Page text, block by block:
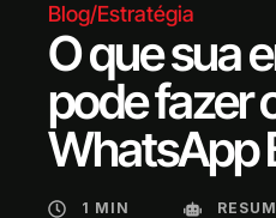
Blog/Estratégia
O que sua
pode fazer
WhatsApp
1 MIN